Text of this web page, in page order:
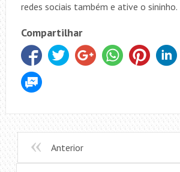
redes sociais também e ative o sininho.
Compartilhar
Anterior